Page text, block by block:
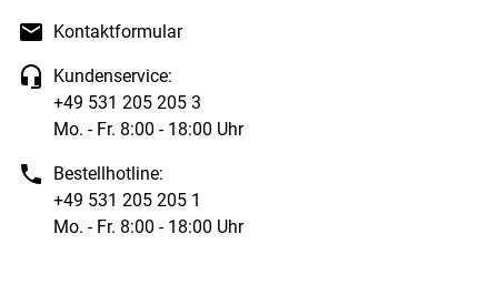
Kontaktformular
Kundenservice:
+49 531 205 205 3
Mo. - Fr. 8:00 - 18:00 Uhr
Bestellhotline:
+49 531 205 205 1
Mo. - Fr. 8:00 - 18:00 Uhr